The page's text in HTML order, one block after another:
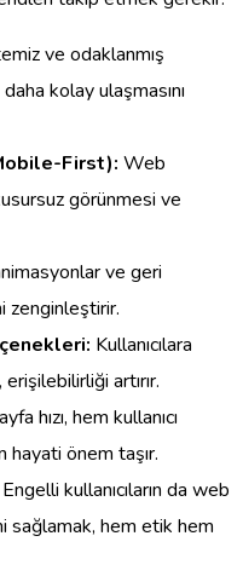
ve odaklanmış
kolay ulaşmasını
First): Web
görünmesi ve
ve geri
zenginleştirir.
Kullanıcılara
artırır.
hızı, hem kullanıcı
hayati önem taşır.
Engelli kullanıcıların da web
sağlamak, hem etik hem